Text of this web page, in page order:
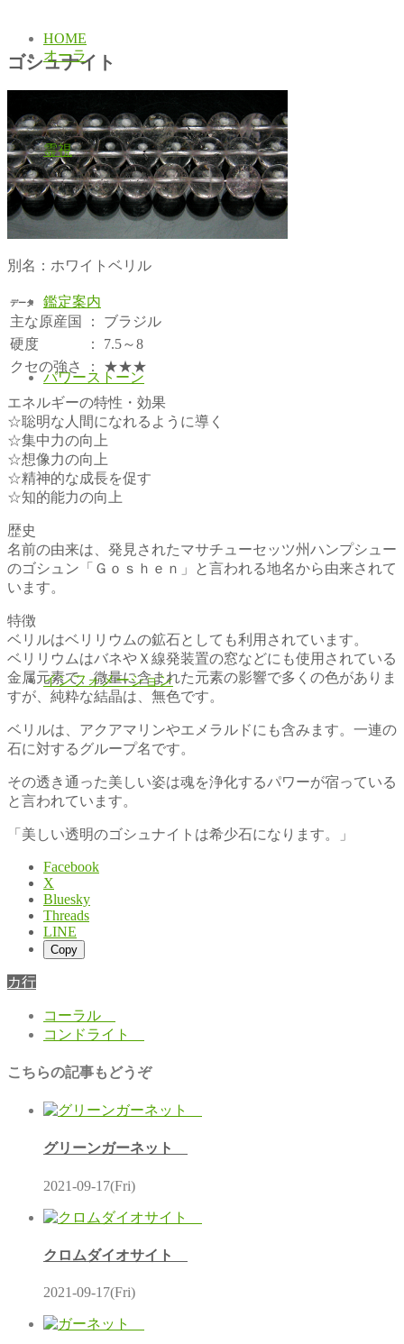
HOME
オーラ
霊視
鑑定案内
パワーストーン
インフォメーション
ゴシュナイト
別名：ホワイトベリル
データ
主な原産国 ：
ブラジル
硬度
：
7.5～8
クセの強さ
： ★★★
エネルギーの特性・効果
☆聡明な人間になれるように導く
☆集中力の向上
☆想像力の向上
☆精神的な成長を促す
☆知的能力の向上
歴史
名前の由来は、発見されたマサチューセッツ州ハンプシュー
のゴシュン「Ｇｏｓｈｅｎ」と言われる地名から由来されて
います。
特徴
ベリルはベリリウムの鉱石としても利用されています。
ベリリウムはバネやＸ線発装置の窓などにも使用されている
金属元素で、微量に含まれた元素の影響で多くの色がありま
すが、純粋な結晶は、無色です。
ベリルは、アクアマリンやエメラルドにも含みます。一連の
石に対するグループ名です。
その透き通った美しい姿は魂を浄化するパワーが宿っている
と言われています。
「美しい透明のゴシュナイトは希少石になります。」
Facebook
X
Bluesky
Threads
LINE
Copy
カ行
コーラル
コンドライト
こちらの記事もどうぞ
グリーンガーネット
2021-09-17(Fri)
クロムダイオサイト
2021-09-17(Fri)